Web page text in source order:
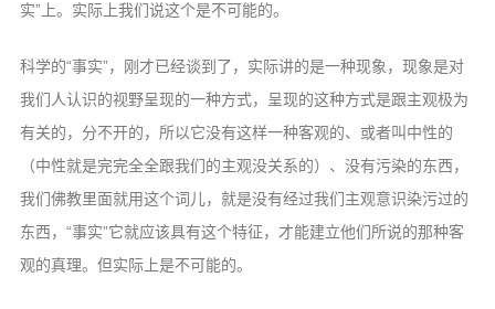
实”上。实际上我们说这个是不可能的。
科学的“事实”，刚才已经谈到了，实际讲的是一种现象，现象是对
我们人认识的视野呈现的一种方式，呈现的这种方式是跟主观极为
有关的，分不开的，所以它没有这样一种客观的、或者叫中性的
（中性就是完完全全跟我们的主观没关系的）、没有污染的东西，
我们佛教里面就用这个词儿，就是没有经过我们主观意识染污过的
东西，“事实”它就应该具有这个特征，才能建立他们所说的那种客
观的真理。但实际上是不可能的。